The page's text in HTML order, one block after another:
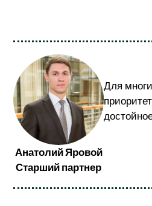
Анатолий Яровой
Старший партнер
Для